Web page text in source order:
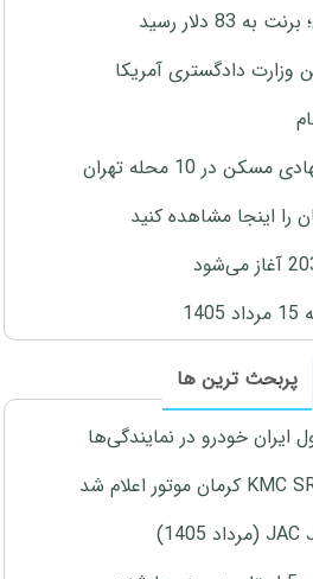
دلار رسید
در 10 محله تهران
را اینجا مشاهده کنید
پربحث ترین ها